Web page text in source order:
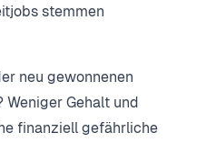
stemmen
neu gewonnenen
Weniger Gehalt und
finanziell gefährliche